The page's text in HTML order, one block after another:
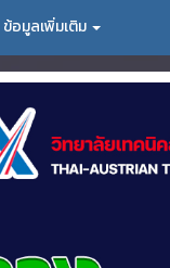
ข้อมูลเพิ่มเติม